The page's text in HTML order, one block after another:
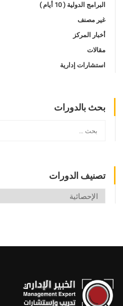
البرامج الدولية ( 10 أيام )
غير مصنف
أخبار المركز
مقالات
استشارات إدارية
بحث بالدورات
تصنيف الدورات
تصنيف